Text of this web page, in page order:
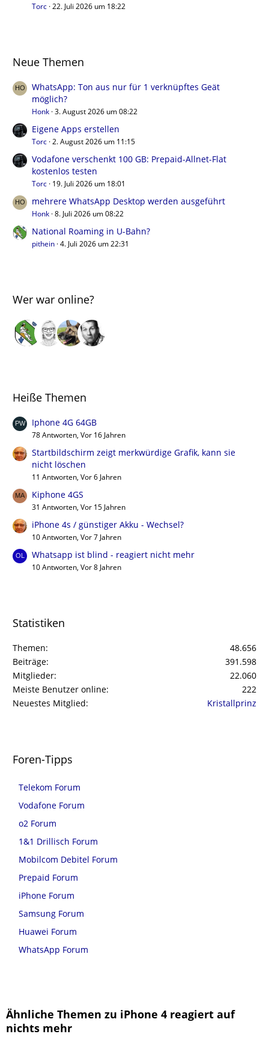
Torc 22. Juli 2026 um 18:22
Neue Themen
WhatsApp: Ton aus nur für 1 verknüpftes Geät
möglich?
Honk 3. August 2026 um 08:22
Eigene Apps erstellen
Torc 2. August 2026 um 11:15
Vodafone verschenkt 100 GB: Prepaid-Allnet-Flat
kostenlos testen
Torc 19. Juli 2026 um 18:01
mehrere WhatsApp Desktop werden ausgeführt
Honk 8. Juli 2026 um 08:22
National Roaming in U-Bahn?
pithein 4. Juli 2026 um 22:31
Wer war online?
Heiße Themen
Iphone 4G 64GB
78 Antworten, Vor 16 Jahren
Startbildschirm zeigt merkwürdige Grafik, kann sie
nicht löschen
11 Antworten, Vor 6 Jahren
Kiphone 4GS
31 Antworten, Vor 15 Jahren
iPhone 4s / günstiger Akku - Wechsel?
10 Antworten, Vor 7 Jahren
Whatsapp ist blind - reagiert nicht mehr
10 Antworten, Vor 8 Jahren
Statistiken
Themen
48.656
Beiträge
391.598
Mitglieder
22.060
Meiste Benutzer online
222
Neuestes Mitglied
Kristallprinz
Foren-Tipps
Telekom Forum
Vodafone Forum
o2 Forum
1&1 Drillisch Forum
Mobilcom Debitel Forum
Prepaid Forum
iPhone Forum
Samsung Forum
Huawei Forum
WhatsApp Forum
Ähnliche Themen zu iPhone 4 reagiert auf
nichts mehr